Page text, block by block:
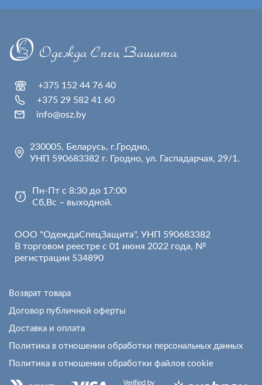
+375 152 44 76 40
+375 29 582 41 60
info@osz.by
230005, Беларусь, г.Гродно,
УНП 590683382 г. Гродно, ул. Гаспадарчая, 29/1.
Пн-Пт с 8:30 до 17:00
Сб,Вс – выходной.
ООО "ОдеждаСпецЗащита", УНП 590683382
В торговом реестре с 01 июня 2022 года, №
регистрации 534890
Возврат товара
Договор публичной оферты
Доставка и оплата
Политика в отношении обработки персональных данных
Политика в отношении обработки файлов cookie